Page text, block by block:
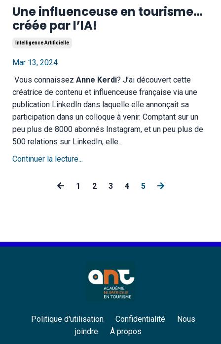
Une influenceuse en tourisme…
créée par l’IA!
Intelligence Artificielle
Mar 13, 2024
Vous connaissez Anne Kerdi? J’ai découvert cette
créatrice de contenu et influenceuse française via une
publication LinkedIn dans laquelle elle annonçait sa
participation dans un colloque à venir. Comptant sur un
peu plus de 8000 abonnés Instagram, et un peu plus de
500 relations sur LinkedIn, elle...
Continuer la lecture...
1 2 3 4 5
Politique d'utilisation Confidentialité
Nous
joindre
À propos